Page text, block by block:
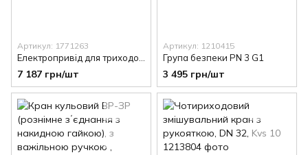
Артикул: 1771263
7 187 грн/шт
Артикул: 1210415
Група безпеки PN 3 G1
3 495 грн/шт